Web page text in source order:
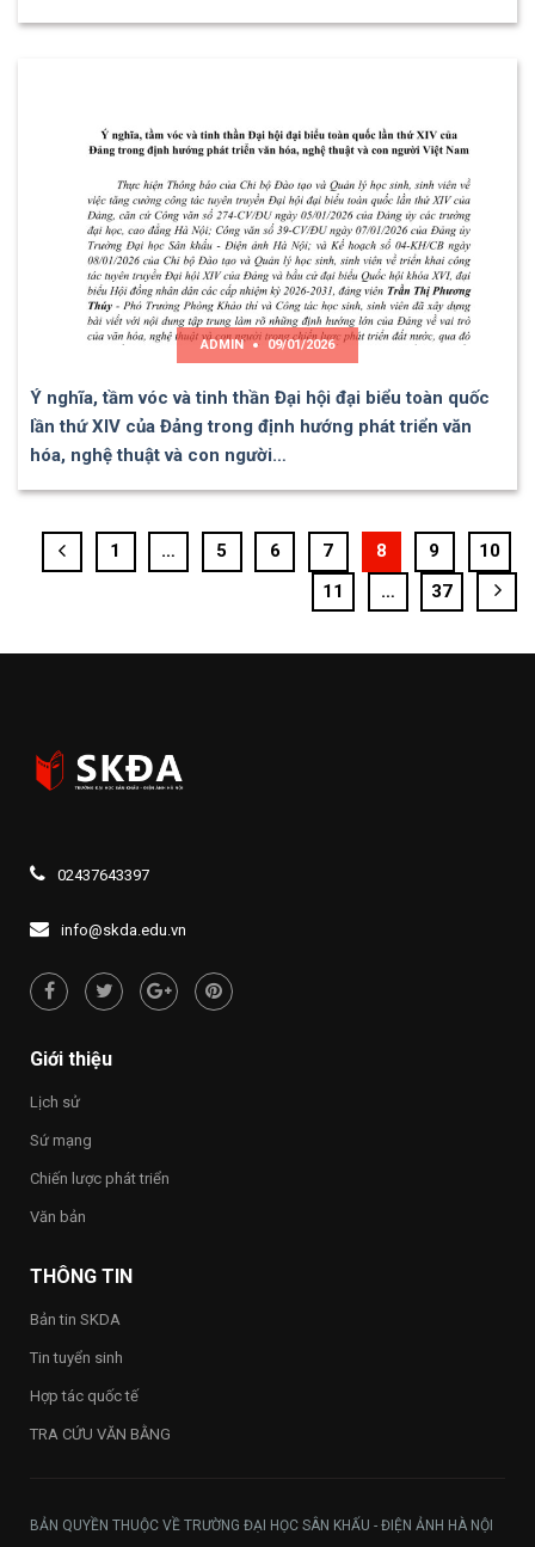
ADMIN 09/01/2026
Ý nghĩa, tầm vóc và tinh thần Đại hội đại biểu toàn quốc
lần thứ XIV của Đảng trong định hướng phát triển văn
hóa, nghệ thuật và con người…
1 … 5 6 7 8 9
10
11
… 37
02437643397
info@skda.edu.vn
Giới thiệu
Lịch sử
Sứ mạng
Chiến lược phát triển
Văn bản
THÔNG TIN
Bản tin SKDA
Tin tuyển sinh
Hợp tác quốc tế
TRA CỨU VĂN BẰNG
BẢN QUYỀN THUỘC VỀ TRƯỜNG ĐẠI HỌC SÂN KHẤU - ĐIỆN ẢNH HÀ NỘI